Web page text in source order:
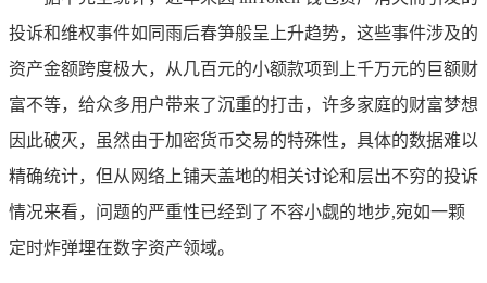
投诉和维权事件如同雨后春笋般呈上升趋势，这些事件涉及的
资产金额跨度极大，从几百元的小额款项到上千万元的巨额财
富不等，给众多用户带来了沉重的打击，许多家庭的财富梦想
因此破灭，虽然由于加密货币交易的特殊性，具体的数据难以
精确统计，但从网络上铺天盖地的相关讨论和层出不穷的投诉
情况来看，问题的严重性已经到了不容小觑的地步,宛如一颗
定时炸弹埋在数字资产领域。